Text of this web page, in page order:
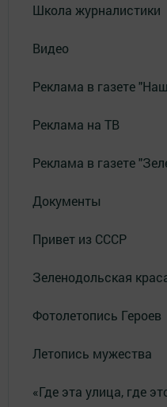
Школа журналистики
Видео
Реклама в газете
Реклама на ТВ
Реклама в газете
Документы
Привет из СССР
Зеленодольская
Фотолетопись Героев
Летопись мужества
«Где эта улица, где